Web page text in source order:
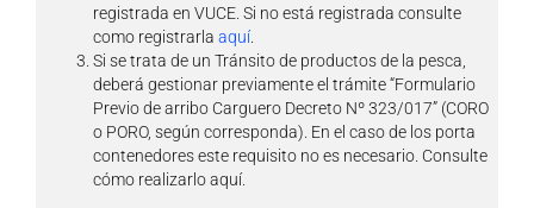
registrada en VUCE. Si no está registrada consulte
como registrarla aquí.
Si se trata de un Tránsito de productos de la pesca,
deberá gestionar previamente el trámite “Formulario
Previo de arribo Carguero Decreto Nº 323/017” (CORO
o PORO, según corresponda). En el caso de los porta
contenedores este requisito no es necesario. Consulte
cómo realizarlo aquí.